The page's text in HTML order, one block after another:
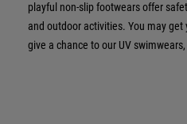
playful non-slip footwears offer
and outdoor activities. You may
give a chance to our UV